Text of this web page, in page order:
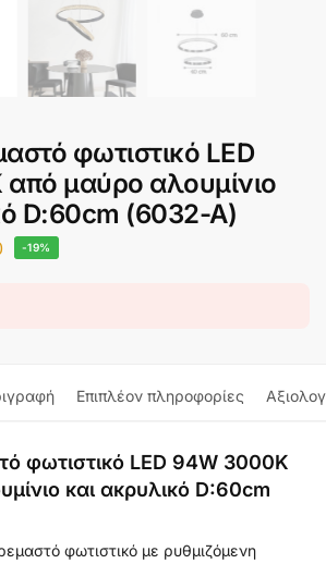
φωτιστικό LED
μαύρο αλουμίνιο
D:60cm (6032-A)
-19%
Επιπλέον πληροφορίες
φωτιστικό LED 94W 3000K
και ακρυλικό D:60cm
φωτιστικό με ρυθμιζόμενη